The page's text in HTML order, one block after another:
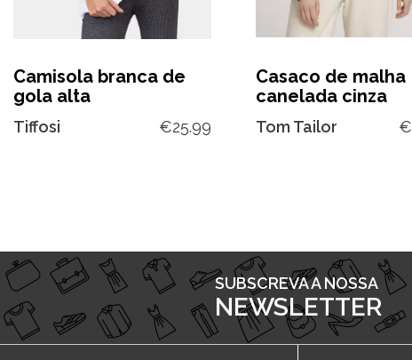
Camisola branca de
gola alta
Tiffosi €25.99
Casaco de malha
canelada cinza
Tom Tailor €
SUBSCREVA A NOSSA
NEWSLETTER